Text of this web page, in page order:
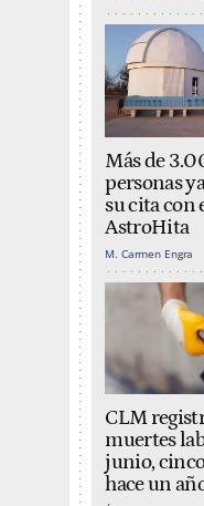
Más de
personas
su cita con
AstroHita
M. Carmen Engra
CLM
muertes
junio,
hace un